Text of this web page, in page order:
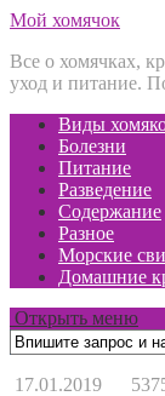
Мой хомячок
Все о хомячках,
уход и питание.
Виды
Болезни
Питание
Разведение
Содержание
Разное
Морские
Домашние
Открыть меню
17.01.2019